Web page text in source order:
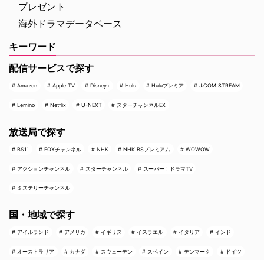
プレゼント
海外ドラマデータベース
キーワード
配信サービスで探す
Amazon Apple TV Disney+ Hulu Huluプレミア J:COM STREAM
Lemino Netflix U-NEXT スターチャンネルEX
放送局で探す
BS11 FOXチャンネル NHK NHK BSプレミアム WOWOW
アクションチャンネル スターチャンネル スーパー！ドラマTV
ミステリーチャンネル
国・地域で探す
アイルランド アメリカ イギリス イスラエル イタリア インド
オーストラリア カナダ スウェーデン スペイン デンマーク ドイツ